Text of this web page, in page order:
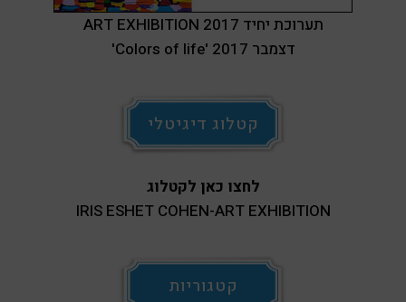
ART EXHIBITION 2017 תערוכת יחיד
'Colors of life' דצמבר 2017
קטלוג דיגיטלי
לחצו כאן לקטלוג
IRIS ESHET COHEN-ART EXHIBITION
קטגוריות